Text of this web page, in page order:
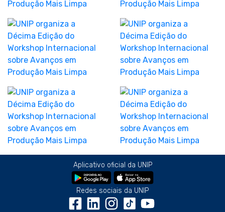
Aplicativo oficial da UNIP
Redes sociais da UNIP